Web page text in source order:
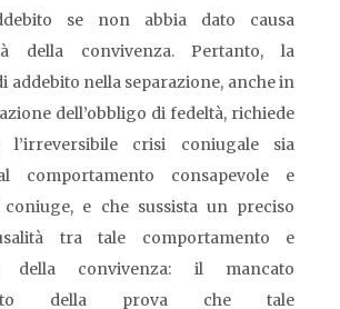
se non abbia dato causa
della convivenza. Pertanto, la
addebito nella separazione, anche in
dell’obbligo di fedeltà, richiede
crisi coniugale sia
comportamento consapevole e
e che sussista un preciso
tra tale comportamento e
della convivenza: il mancato
della prova che tale